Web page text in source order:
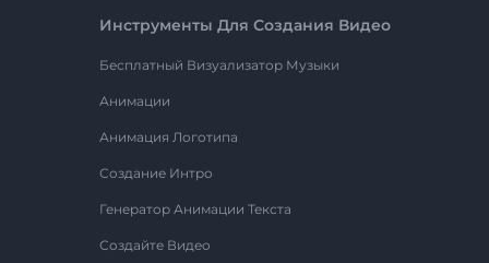
Инструменты Для Создания Видео
Бесплатный Визуализатор Музыки
Анимации
Анимация Логотипа
Создание Интро
Генератор Анимации Текста
Создайте Видео